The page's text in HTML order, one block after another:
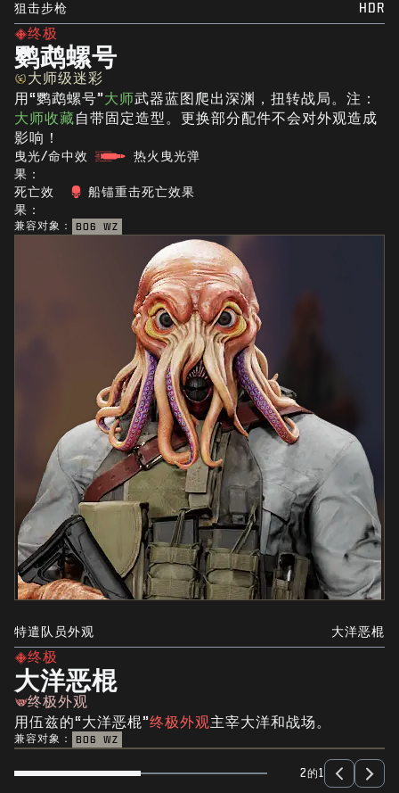
狙击步枪 HDR
终极
鹦鹉螺号
大师级迷彩
用“鹦鹉螺号”大师武器蓝图爬出深渊，扭转战局。注：
大师收藏自带固定造型。更换部分配件不会对外观造成
影响！
曳光/命中效
果：
热火曳光弹
死亡效
果：
船锚重击死亡效果
兼容对象： BO6 WZ
特遣队员外观 大洋恶棍
终极
大洋恶棍
终极外观
用伍兹的“大洋恶棍”终极外观 主宰大洋和战场。
兼容对象： BO6 WZ
2的1